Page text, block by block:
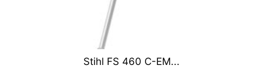
Stihl FS 460 C-EM...